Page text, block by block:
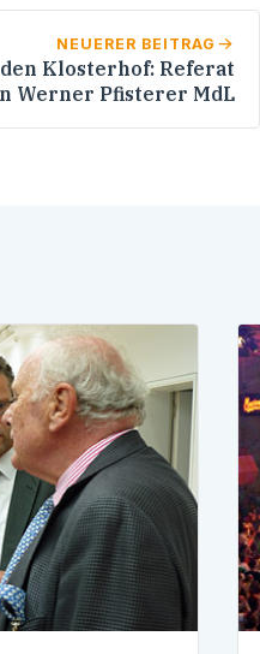
NEUERER BEITRAG
Klosterhof: Referat
Werner Pfisterer MdL